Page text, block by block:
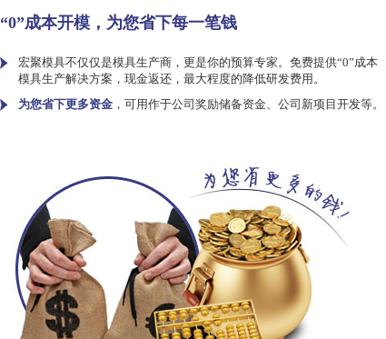
“0”成本开模，为您省下每一笔钱
宏聚模具不仅仅是模具生产商，更是你的预算专家。免费提供“0”成本
模具生产解决方案，现金返还，最大程度的降低研发费用。
为您省下更多资金 ，可用作于公司奖励储备资金、公司新项目开发等。